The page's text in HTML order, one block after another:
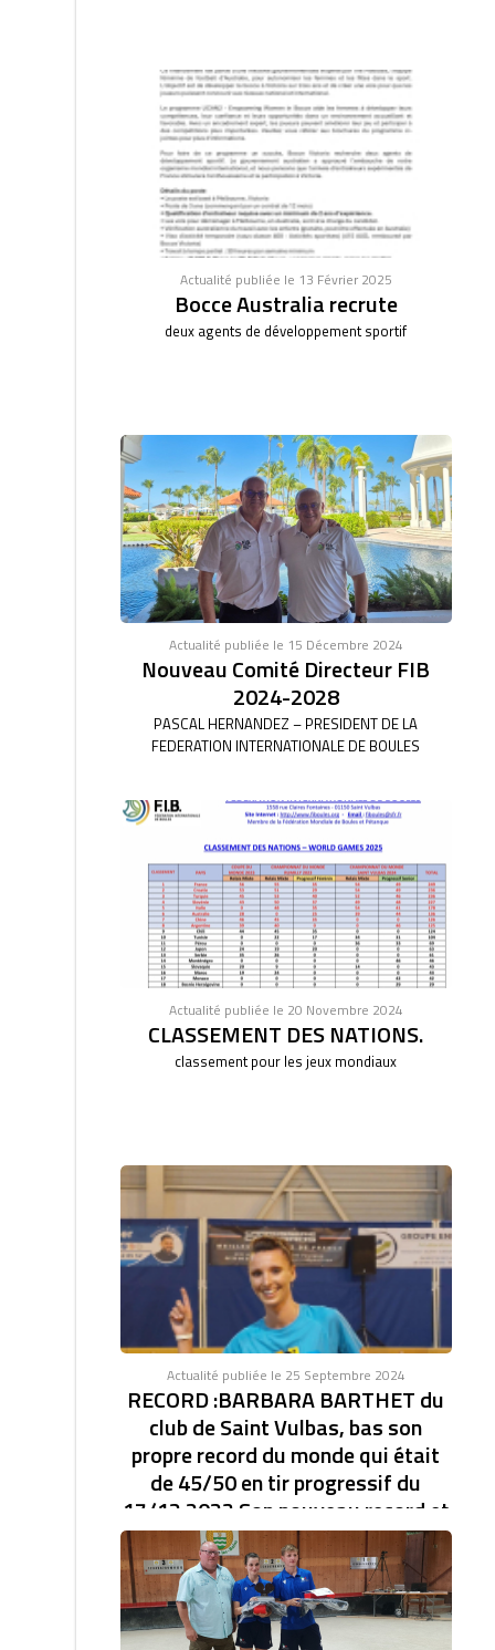
Actualité publiée le 13 Février 2025
Bocce Australia recrute
deux agents de développement sportif
Actualité publiée le 15 Décembre 2024
Nouveau Comité Directeur FIB
2024-2028
PASCAL HERNANDEZ – PRESIDENT DE LA
FEDERATION INTERNATIONALE DE BOULES
Actualité publiée le 20 Novembre 2024
CLASSEMENT DES NATIONS.
classement pour les jeux mondiaux
Actualité publiée le 25 Septembre 2024
RECORD :BARBARA BARTHET du
club de Saint Vulbas, bas son
propre record du monde qui était
de 45/50 en tir progressif du
17/12 2023 Son nouveau record et
de 46/47.établi à la coupe d'Europe
des clubs féminin.
RECORD DU MONDE EN TIR PROGRESSIF AVEC
46/47. BARBARA BARTHET du club de Saint Vulbas,
bas son...